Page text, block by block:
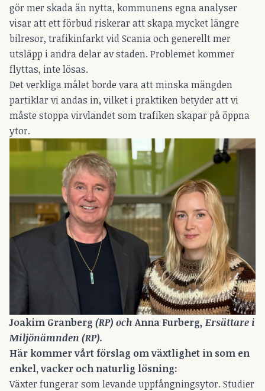
gör mer skada än nytta, kommunens egna analyser
visar att ett förbud riskerar att skapa mycket längre
bilresor, trafikinfarkt vid Scania och generellt mer
utsläpp i andra delar av staden. Problemet kommer
flyttas, inte lösas.
Det verkliga målet borde vara att minska mängden
partiklar vi andas in, vilket i praktiken betyder att vi
måste stoppa virvlandet som trafiken skapar på öppna
ytor.
Joakim Granberg (RP) och Anna Furberg, Ersättare i
Miljönämnden (RP).
Här kommer vårt förslag om växtlighet in som en
enkel, vacker och naturlig lösning:
Växter fungerar som levande uppfångningsytor. Studier